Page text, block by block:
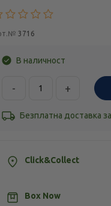
3716
В наличност
- +
Безплатна доставка
Click&Collect
Box Now